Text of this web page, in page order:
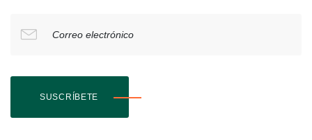
Correo electrónico
SUSCRÍBETE